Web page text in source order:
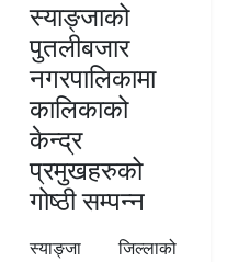
स्याङ्जाको
पुतलीबजार
नगरपालिकामा
कालिकाको
केन्द्र
प्रमुखहरुको
गोष्ठी सम्पन्न
स्याङ्जा जिल्लाको